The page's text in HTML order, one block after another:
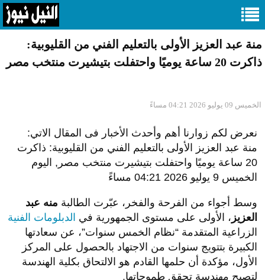
منة عبد العزيز الأولى بالتعليم الفني من القليوبية:
ذاكرت 20 ساعة يوميًا واحتفلت بتيشيرت منتخب مصر
الخميس 09 يوليو 2026 04:21 مساءً
نعرض لكم زوارنا أهم وأحدث الأخبار فى المقال الاتي:
منة عبد العزيز الأولى بالتعليم الفني من القليوبية: ذاكرت
20 ساعة يوميًا واحتفلت بتيشيرت منتخب مصر, اليوم
الخميس 9 يوليو 2026 04:21 مساءً
وسط أجواء من الفرحة والفخر، عبّرت الطالبة منه عبد
العزيز ، الأولى على مستوى الجمهورية في الدبلومات الفنية
الزراعية المتقدمة “نظام الخمس سنوات”، عن سعادتها
الكبيرة بتتويج سنوات من الاجتهاد بالحصول على المركز
الأول، مؤكدة أن حلمها القادم هو الالتحاق بكلية الهندسة
لتصبح مهندسة تحقق طموحاتها.